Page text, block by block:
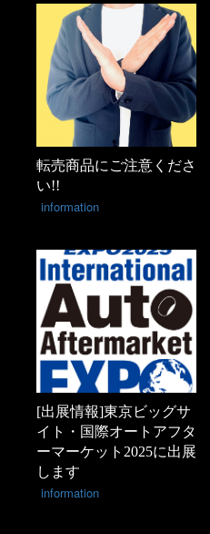
転売商品にご注意くださ
い!!
information
[出展情報]東京ビッグサ
イト・国際オートアフタ
ーマーケット2025に出展
します
information